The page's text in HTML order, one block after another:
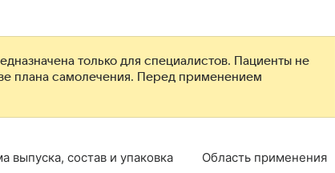
только для специалистов. Пациенты не
плана самолечения. Перед применением
выпуска, состав и упаковка Область применения